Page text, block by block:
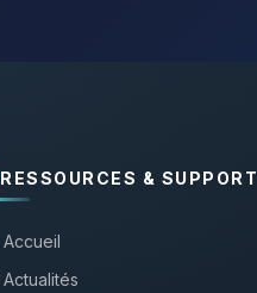
RESSOURCES & SUPPORT
Accueil
Actualités